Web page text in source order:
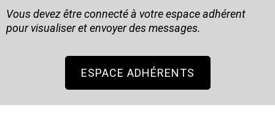
Vous devez être connecté à votre espace adhérent
pour visualiser et envoyer des messages.
ESPACE ADHÉRENTS